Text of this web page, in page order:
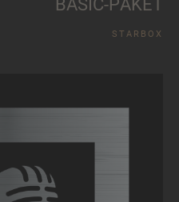
BAS C-PAK E
S T A R B O X